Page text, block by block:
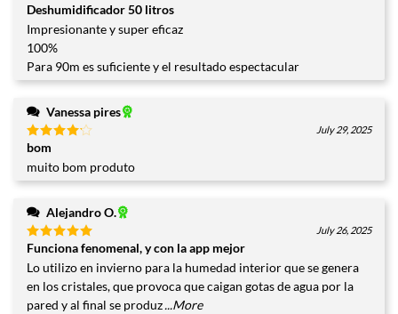
Valorado
con
de
5
Deshumidificador 50 litros
Impresionante y super eficaz
100%
Para 90m es suficiente y el resultado espectacular
Vanessa pires
Valorado
con
de 5
July 29, 2025
bom
muito bom produto
Alejandro O.
Valorado
con 5de
5
July 26, 2025
Funciona fenomenal, y con la app mejor
Lo utilizo en invierno para la humedad interior que se genera
en los cristales, que provoca que caigan gotas de agua por la
pared y al final se produz...More